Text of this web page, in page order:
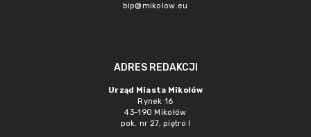
bip@mikolow.eu
ADRES REDAKCJI
Urząd Miasta Mikołów
Rynek 16
43-190 Mikołów
pok. nr 27, piętro I